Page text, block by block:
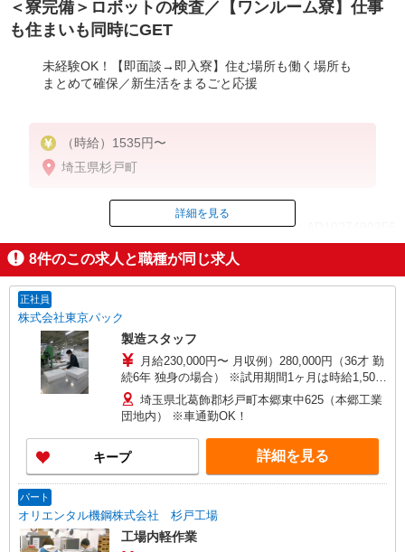
＜寮完備＞ロボットの検査／【ワンルーム寮】仕事
も住まいも同時にGET
未経験OK！【即面談→即入寮】住む場所も働く場所も
まとめて確保／新生活をまるごと応援
（時給）1535円〜
埼玉県杉戸町
ID：AD1027490356
掲載期間終了
詳細を見る
8件のこの求人と職種が同じ求人
正社員
株式会社東京パック
製造スタッフ
月給230,000円〜 月収例）280,000円（36才 勤
続6年 独身の場合） ※試用期間1ヶ月は時給1,500
円（応相談） ※給与は能力等を考慮します ★包装
設計の経験者は優遇します（月給280,000円）
埼玉県北葛飾郡杉戸町本郷東中625（本郷工業
団地内） ※車通勤OK！
キープ 詳細を見る
パート
オリエンタル機鋼株式会社 杉戸工場
工場内軽作業